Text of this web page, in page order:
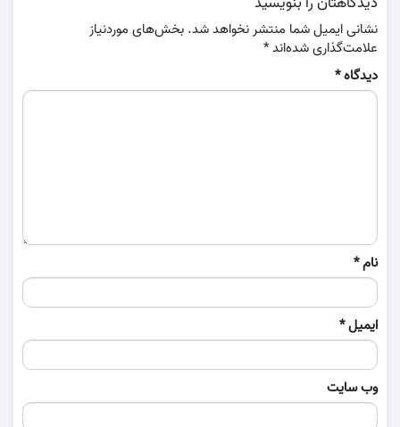
نشانی ایمیل شما منتشر نخواهد شد. بخش‌های موردنیاز
علامت‌گذاری شده‌اند*
دیدگاه*
نام*
ایمیل*
وب‌ سایت